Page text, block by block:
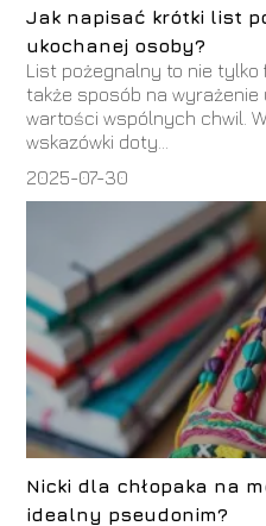
Jak napisać krótki list
ukochanej osoby?
List pożegnalny to nie tylko
także sposób na wyrażenie
wartości wspólnych chwil.
wskazówki doty...
2025-07-30
Nicki dla chłopaka na
idealny pseudonim?